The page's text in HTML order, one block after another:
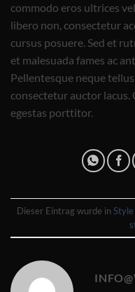
commodo eros ultrices
libero non, consectetur
cursus posuere. Sed et
et malesuada fames ac
Pellentesque neque
consectetur auctor
egestas porttitor.
Dieser Eintrag wurde inStyle